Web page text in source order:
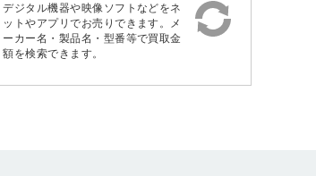
デジタル機器や映像ソフトなどをネ
ットやアプリでお売りできます。メ
ーカー名・製品名・型番等で買取金
額を検索できます。